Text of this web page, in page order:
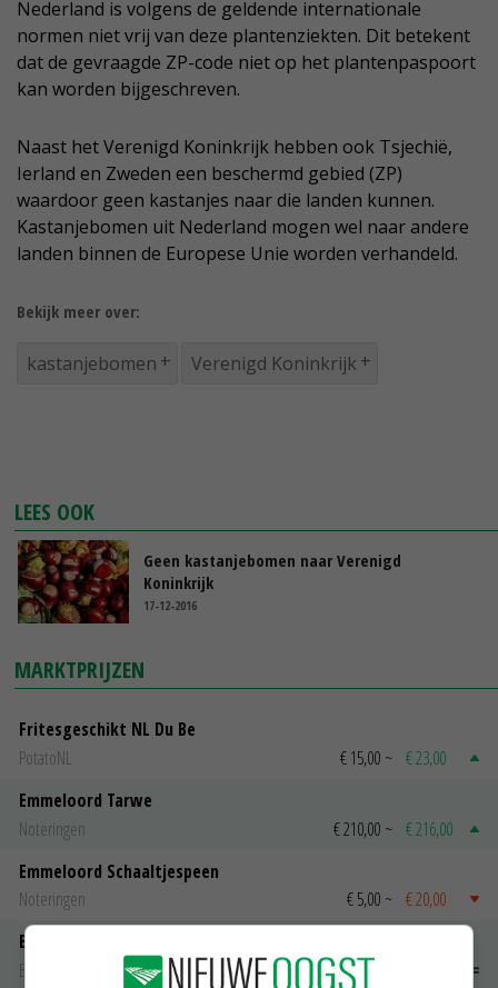
Nederland is volgens de geldende internationale
normen niet vrij van deze plantenziekten. Dit betekent
dat de gevraagde ZP-code niet op het plantenpaspoort
kan worden bijgeschreven.
Naast het Verenigd Koninkrijk hebben ook Tsjechië,
Ierland en Zweden een beschermd gebied (ZP)
waardoor geen kastanjes naar die landen kunnen.
Kastanjebomen uit Nederland mogen wel naar andere
landen binnen de Europese Unie worden verhandeld.
Bekijk meer over:
kastanjebomen Verenigd Koninkrijk
LEES OOK
Geen kastanjebomen naar Verenigd
Koninkrijk
17-12-2016
MARKTPRIJZEN
Fritesgeschikt NL Du Be
PotatoNL
€ 15,00 ~ € 23,00
Emmeloord Tarwe
Noteringen
€ 210,00 ~ € 216,00
Emmeloord Schaaltjespeen
Noteringen
€ 5,00 ~ € 20,00
Bintje A 28/35
Bintje Info
€ 48,00